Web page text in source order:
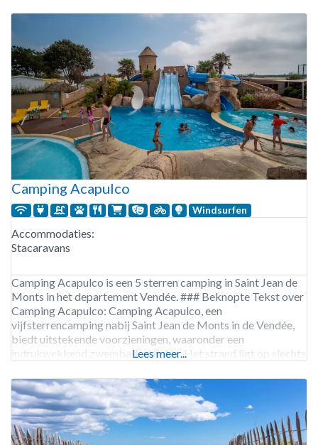
Camping Acapulco
Windsurfen
Accommodaties:
Stacaravans
Camping Acapulco is een 5 sterren camping in Saint Jean de
Monts in het departement Vendée. ### Beknopte Tekst over
Camping Acapulco: Camping Acapulco, een
vijfsterrencamping nabij Saint Jean de Monts in de Vendée,
biedt uitstekende voorzieningen, waaronder een
indrukwekkend zwembadcomplex. Het strand ligt op slechts
kust van Pays de
Lees meer...